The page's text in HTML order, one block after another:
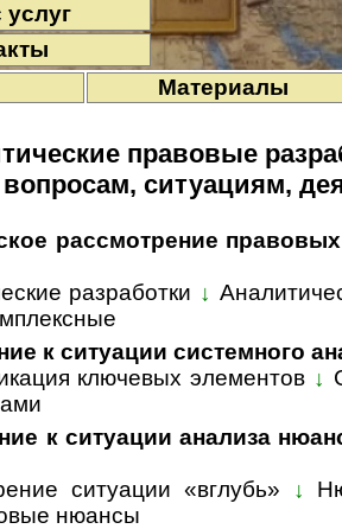
услуг
Материалы
правовые
ситуациям,
рассмотрение
разработки ↓
к ситуации системного
ключевых элементов ↓
к ситуации анализа
ситуации «вглубь» ↓
нюансы